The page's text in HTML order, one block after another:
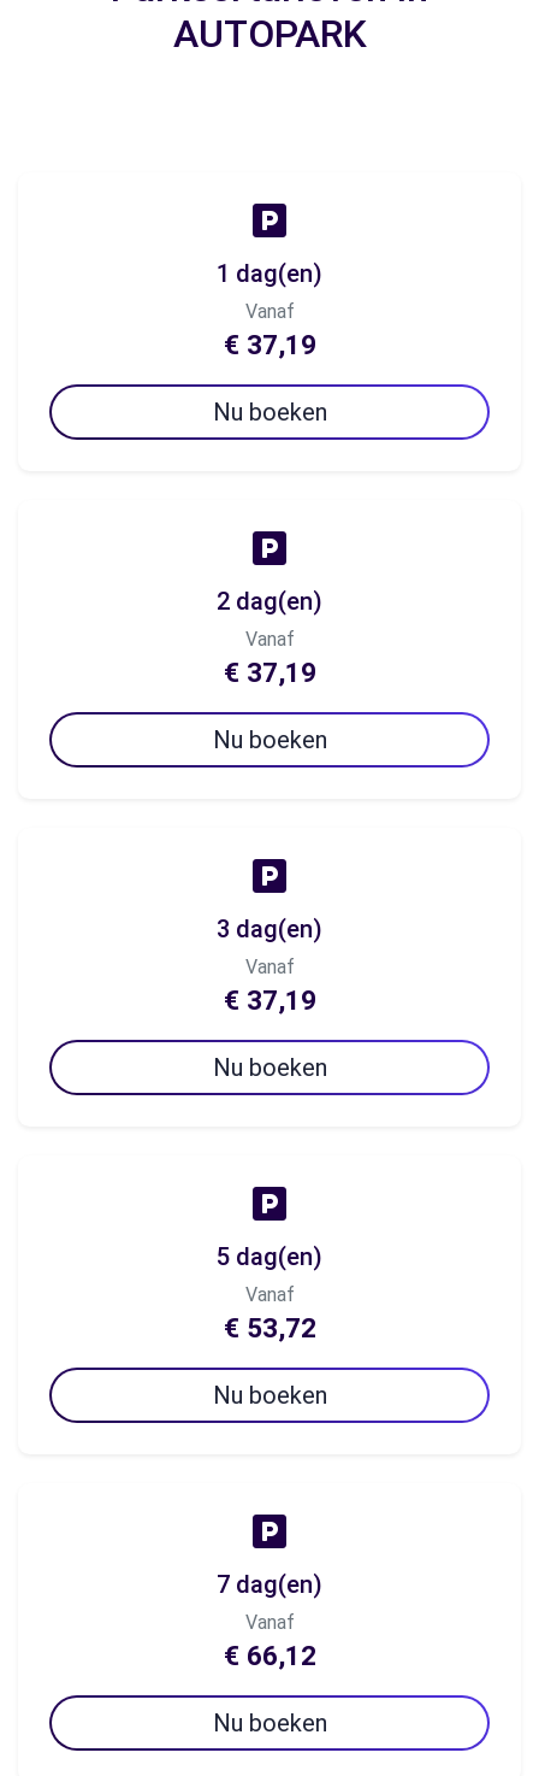
AUTOPARK
1 dag(en)
Vanaf
€ 37,19
Nu boeken
2 dag(en)
Vanaf
€ 37,19
Nu boeken
3 dag(en)
Vanaf
€ 37,19
Nu boeken
5 dag(en)
Vanaf
€ 53,72
Nu boeken
7 dag(en)
Vanaf
€ 66,12
Nu boeken